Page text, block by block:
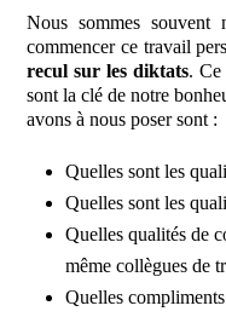
Nous sommes souvent
commencer ce travail
recul sur les diktats. Ce
sont la clé de notre
avons à nous poser sont :
Quelles sont les
Quelles sont les
Quelles qualités de
même collègues de
Quelles